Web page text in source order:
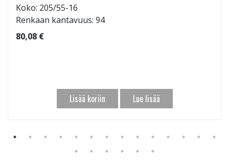
Koko: 205/55-16
Renkaan kantavuus: 94
80,08 €
Lisää koriin Lue lisää